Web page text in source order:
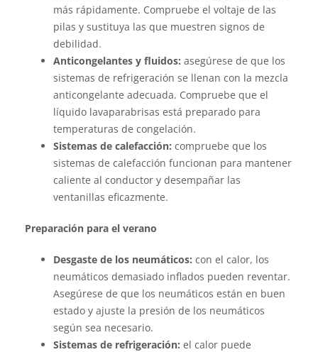
más rápidamente. Compruebe el voltaje de las
pilas y sustituya las que muestren signos de
debilidad.
Anticongelantes y fluidos: asegúrese de que los
sistemas de refrigeración se llenan con la mezcla
anticongelante adecuada. Compruebe que el
líquido lavaparabrisas está preparado para
temperaturas de congelación.
Sistemas de calefacción: compruebe que los
sistemas de calefacción funcionan para mantener
caliente al conductor y desempañar las
ventanillas eficazmente.
Preparación para el verano
Desgaste de los neumáticos: con el calor, los
neumáticos demasiado inflados pueden reventar.
Asegúrese de que los neumáticos están en buen
estado y ajuste la presión de los neumáticos
según sea necesario.
Sistemas de refrigeración: el calor puede